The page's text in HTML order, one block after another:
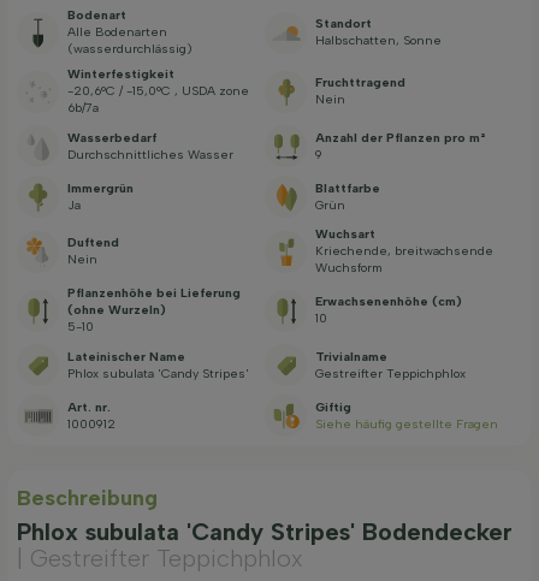
Bodenart
Alle Bodenarten
(wasserdurchlässig)
Standort
Halbschatten, Sonne
Winterfestigkeit
-20,6°C / -15,0°C , USDA zone
6b/7a
Fruchttragend
Nein
Wasserbedarf
Durchschnittliches Wasser
Anzahl der Pflanzen pro m²
9
Immergrün
Ja
Blattfarbe
Grün
Duftend
Nein
Wuchsart
Kriechende, breitwachsende
Wuchsform
Pflanzenhöhe bei Lieferung
(ohne Wurzeln)
5-10
Erwachsenenhöhe (cm)
10
Lateinischer Name
Phlox subulata 'Candy Stripes'
Trivialname
Gestreifter Teppichphlox
Art. nr.
1000912
Giftig
Siehe häufig gestellte Fragen
Beschreibung
Phlox subulata 'Candy Stripes' Bodendecker
| Gestreifter Teppichphlox